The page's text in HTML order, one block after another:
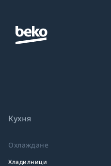
Кухня
Охлаждане
Хладилници